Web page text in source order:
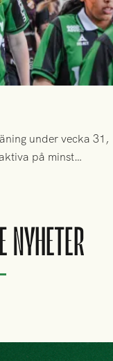
under vecka 31,
på minst
NYHETER